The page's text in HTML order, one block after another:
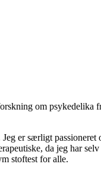
om psykedelika
er særligt
da jeg har
stoftest for alle.